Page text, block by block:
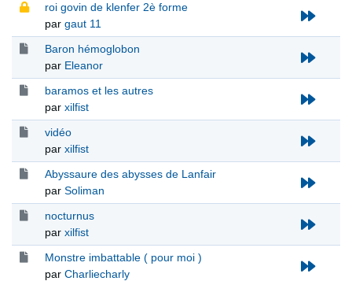
roi govin de klenfer 2è forme
par gaut 11
Baron hémoglobon
par Eleanor
baramos et les autres
par xilfist
vidéo
par xilfist
Abyssaure des abysses de Lanfair
par Soliman
nocturnus
par xilfist
Monstre imbattable ( pour moi )
par Charliecharly